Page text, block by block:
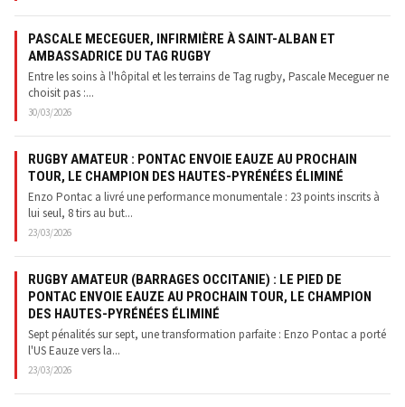
PASCALE MECEGUER, INFIRMIÈRE À SAINT-ALBAN ET
AMBASSADRICE DU TAG RUGBY
Entre les soins à l'hôpital et les terrains de Tag rugby, Pascale Meceguer ne
choisit pas :...
30/03/2026
RUGBY AMATEUR : PONTAC ENVOIE EAUZE AU PROCHAIN
TOUR, LE CHAMPION DES HAUTES-PYRÉNÉES ÉLIMINÉ
Enzo Pontac a livré une performance monumentale : 23 points inscrits à
lui seul, 8 tirs au but...
23/03/2026
RUGBY AMATEUR (BARRAGES OCCITANIE) : LE PIED DE
PONTAC ENVOIE EAUZE AU PROCHAIN TOUR, LE CHAMPION
DES HAUTES-PYRÉNÉES ÉLIMINÉ
Sept pénalités sur sept, une transformation parfaite : Enzo Pontac a porté
l'US Eauze vers la...
23/03/2026